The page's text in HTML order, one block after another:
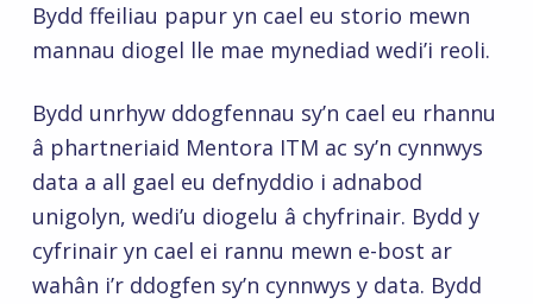
Bydd ffeiliau papur yn cael eu storio mewn
mannau diogel lle mae mynediad wedi’i reoli.
Bydd unrhyw ddogfennau sy’n cael eu rhannu
â phartneriaid Mentora ITM ac sy’n cynnwys
data a all gael eu defnyddio i adnabod
unigolyn, wedi’u diogelu â chyfrinair. Bydd y
cyfrinair yn cael ei rannu mewn e-bost ar
wahân i’r ddogfen sy’n cynnwys y data. Bydd